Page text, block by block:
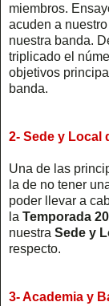
miembros.
acuden a
nuestra banda.
triplicado el
objetivos
banda.
2- Sede y Local
Una de las
la de no tener
poder llevar a
la Temporada
nuestra Sede y
respecto.
3- Academia y